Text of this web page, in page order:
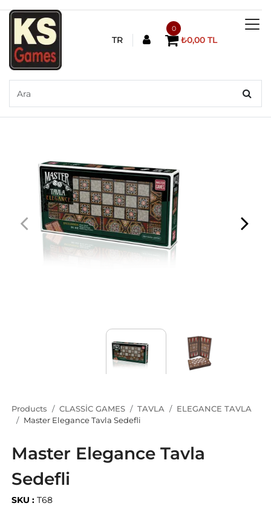
TR
0
₺0,00 TL
Products CLASSİC GAMES TAVLA
ELEGANCE TAVLA
Master Elegance Tavla Sedefli
Master Elegance Tavla
Sedefli
SKU : T68